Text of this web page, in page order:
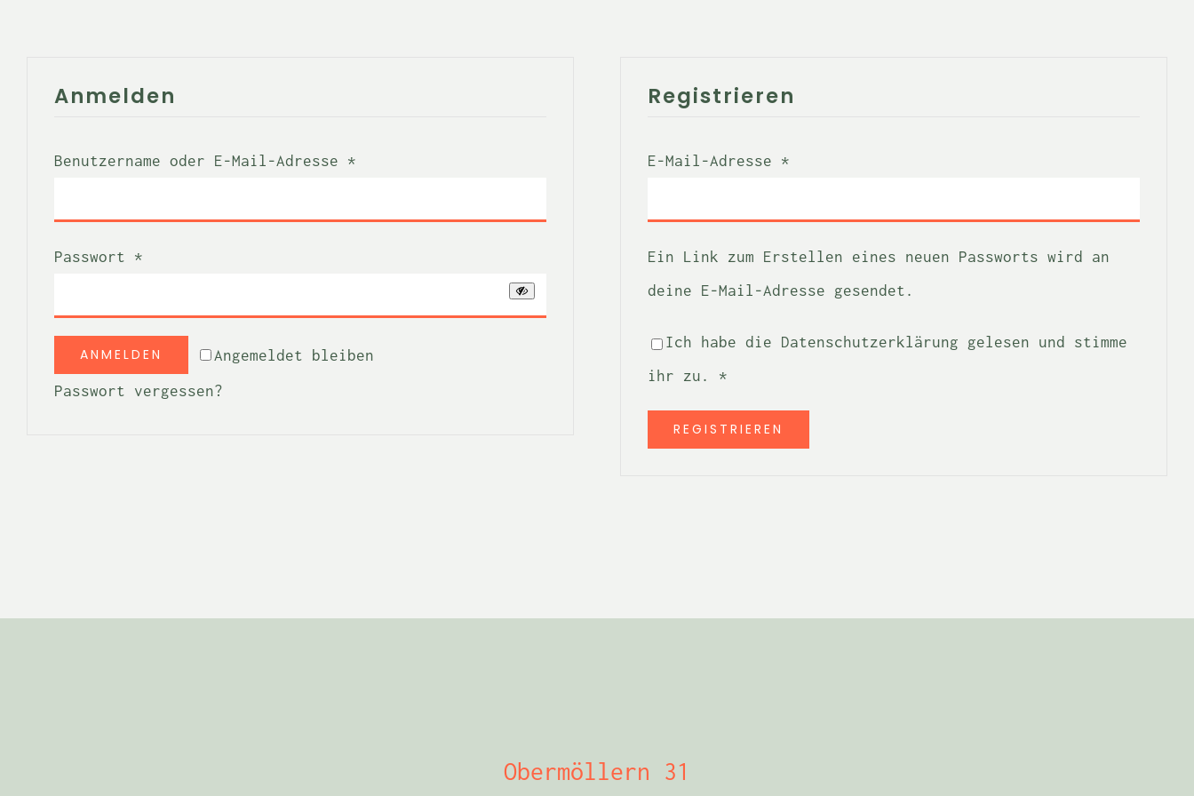
Anmelden
Benutzername oder E-Mail-Adresse *
Passwort *
Angemeldet bleiben
ANMELDEN
Passwort vergessen?
Registrieren
E-Mail-Adresse *Erforderlich
Ein Link zum Erstellen eines neuen Passworts wird an
deine E-Mail-Adresse gesendet.
Ich habe die Datenschutzerklärung gelesen und stimme
ihr zu.
*
REGISTRIEREN
Obermöllern 31